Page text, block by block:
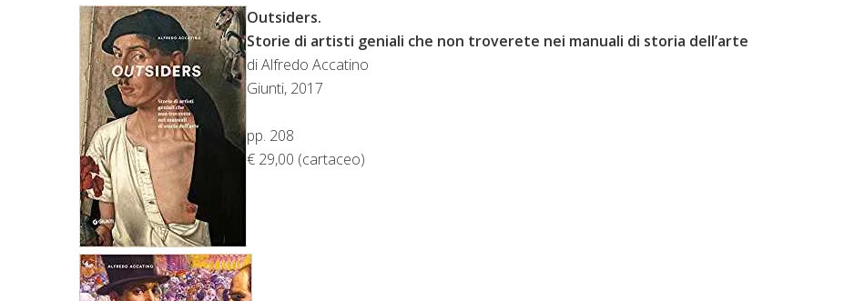
Outsiders.
Storie di artisti geniali che non troverete nei manuali di storia dell’arte
di Alfredo Accatino
Giunti, 2017
pp. 208
€ 29,00 (cartaceo)